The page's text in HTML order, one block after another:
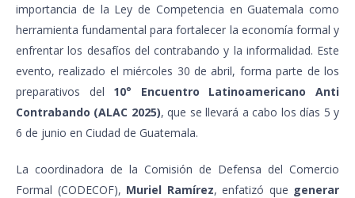
importancia de la Ley de Competencia en Guatemala como
herramienta fundamental para fortalecer la economía formal y
enfrentar los desafíos del contrabando y la informalidad. Este
evento, realizado el miércoles 30 de abril, forma parte de los
preparativos del 10° Encuentro Latinoamericano Anti
Contrabando (ALAC 2025), que se llevará a cabo los días 5 y
6 de junio en Ciudad de Guatemala.
La coordinadora de la Comisión de Defensa del Comercio
Formal (CODECOF), Muriel Ramírez, enfatizó que generar